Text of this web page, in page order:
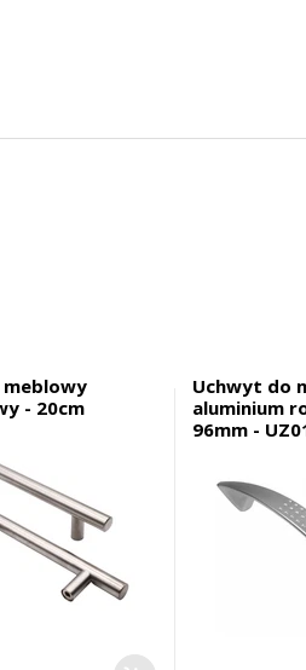
- 20cm
Uchwyt do
aluminium
96mm -